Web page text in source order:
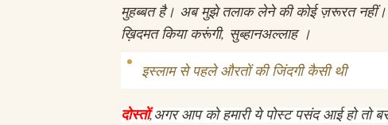
मुहब्बत है। अब मुझे तलाक लेने की कोई ज़रूरत नहीं।
ख़िदमत किया करूंगी, सुब्हानअल्लाह ।
इस्लाम से पहले औरतों की जिंदगी कैसी थी
दोस्तों,अगर आप को हमारी ये पोस्ट पसंद आई हो तो